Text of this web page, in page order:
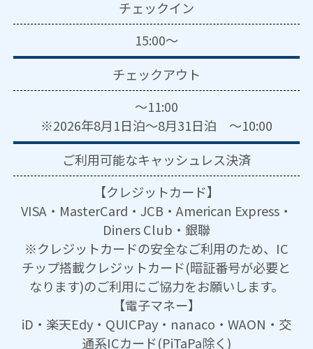
チェックイン
15:00～
チェックアウト
～11:00
※2026年8月1日泊～8月31日泊 ～10:00
ご利用可能なキャッシュレス決済
【クレジットカード】
VISA・MasterCard・JCB・American Express・
Diners Club・銀聯
※クレジットカードの安全なご利用のため、IC
チップ搭載クレジットカード(暗証番号が必要と
なります)のご利用にご協力をお願いします。
【電子マネー】
iD・楽天Edy・QUICPay・nanaco・WAON・交
通系ICカード(PiTaPa除く)